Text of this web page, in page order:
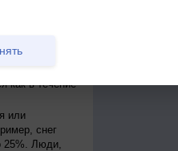
1000 метров
бы достичь
как в течение
или
снег
25%. Люди,